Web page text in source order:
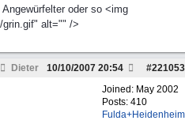
oder so <img
grin.gif" alt="" />
Dieter #221053
10/10/2007 20:54
Joined: May 2002
Posts: 410
Fulda+Heidenheim